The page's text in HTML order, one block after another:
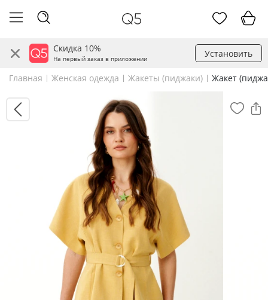
Скидка 10%
На первый заказ в приложении Установить
Главная Женская одежда Жакеты (пиджаки) Жакет